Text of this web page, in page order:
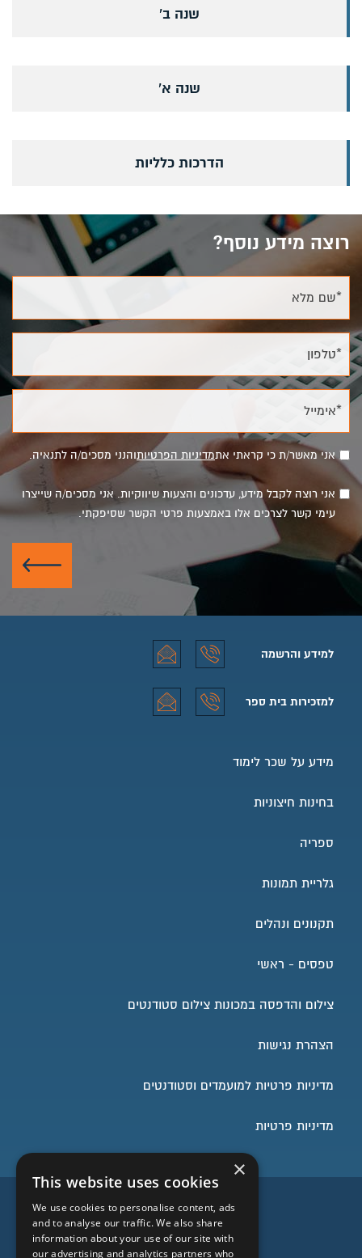
שנה ב'
שנה א'
הדרכות כלליות
רוצה מידע נוסף?
*שם מלא
*טלפון
*אימייל
אני מאשר/ת כי קראתי אתמדיניות הפרטיותוהנני מסכים/ה לתנאיה.
אני רוצה לקבל מידע, עדכונים והצעות שיווקיות. אני מסכים/ה שייצרו
עימי קשר לצרכים אלו באמצעות פרטי הקשר שסיפקתי.
שלח
למידע והרשמה
למידע והרשמה טלפון
למידע והרשמה אימייל
למזכירות בית ספר
מידע על שכר לימוד
בחינות חיצוניות
ספריה
גלריית תמונות
תקנונים ונהלים
טפסים - ראשי
צילום והדפסה במכונות צילום סטודנטים
הצהרת נגישות
מדיניות פרטיות למועמדים וסטודנטים
מדיניות פרטיות
השארו בעניינים
×
This website uses cookies
We use cookies to personalise content, ads
and to analyse our traffic. We also share
information about your use of our site with
our advertising and analytics partners who